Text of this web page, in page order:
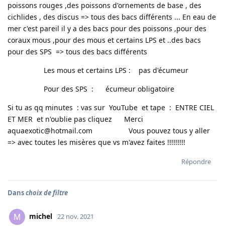
poissons rouges ,des poissons d'ornements de base , des
cichlides , des discus => tous des bacs différents ... En eau de
mer c'est pareil il y a des bacs pour des poissons ,pour des
coraux mous ,pour des mous et certains LPS et ..des bacs
pour des SPS => tous des bacs différents
Les mous et certains LPS : pas d'écumeur
Pour des SPS : écumeur obligatoire
Si tu as qq minutes : vas sur YouTube et tape : ENTRE CIEL
ET MER et n'oublie pas cliquez Merci
aquaexotic@hotmail.com Vous pouvez tous y aller
=> avec toutes les misères que vs m'avez faites !!!!!!!!!
Répondre
Danschoix de filtre
M michel 22 nov. 2021